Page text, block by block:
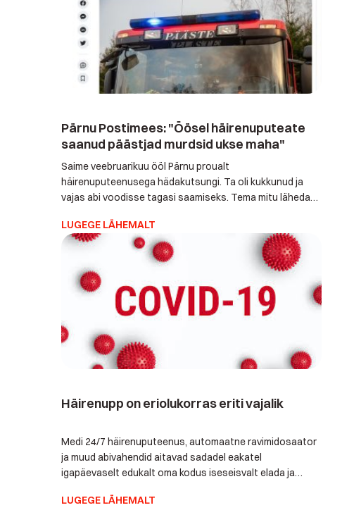
Pärnu Postimees: "Öösel häirenuputeate
saanud päästjad murdsid ukse maha"
Saime veebruarikuu ööl Pärnu proualt
häirenuputeenusega hädakutsungi. Ta oli kukkunud ja
vajas abi voodisse tagasi saamiseks. Tema mitu lähedast
et proua siiski abi vajab, kutsusime läbi Häirekeskuse
päästjad, kes hätta sattunule hädavajalikku abi osutasid.
Päästeamet soovitabki hoida pidevalt häirenuppu või
telefoni enda juures (küljes). Sest üks […]
LUGEGE LÄHEMALT
Häirenupp on eriolukorras eriti vajalik
Medi 24/7 häirenuputeenus, automaatne ravimidosaator
ja muud abivahendid aitavad sadadel eakatel
igapäevaselt edukalt oma kodus iseseisvalt elada ja
äärmiselt tähtis, et lähedased ei pea neid igaks juhuks
LUGEGE LÄHEMALT